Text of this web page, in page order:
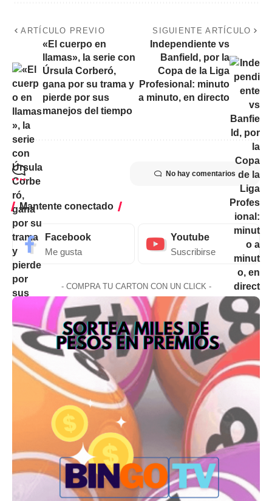
ARTÍCULO PREVIO
«El cuerpo en
llamas», la serie con
Úrsula Corberó,
gana por su trama y
pierde por sus
manejos del tiempo
SIGUIENTE ARTÍCULO
Independiente vs
Banfield, por la
Copa de la Liga
Profesional: minuto
a minuto, en directo
No hay comentarios
Mantente conectado
Facebook
Me gusta
Youtube
Suscribirse
- COMPRA TU CARTON CON UN CLICK -